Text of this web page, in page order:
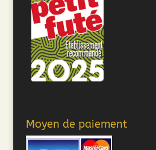
Moyen de paiement